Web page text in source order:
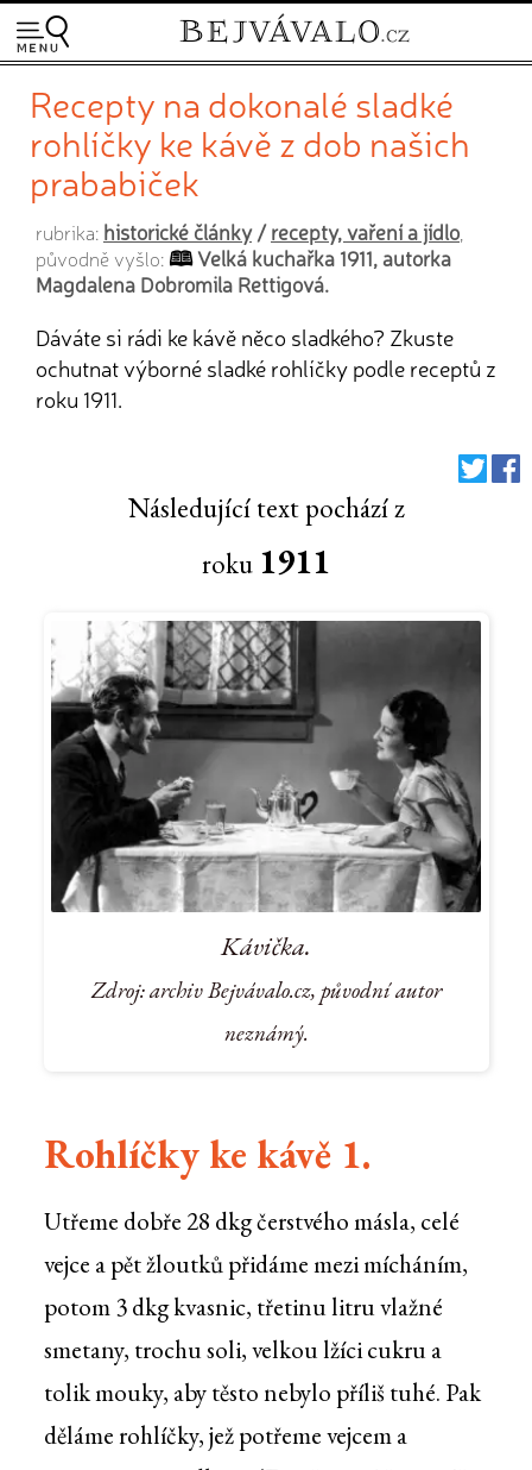
Recepty na dokonalé sladké
rohlíčky ke kávě z dob našich
prababiček
rubrika: historické články/recepty, vaření a jídlo
původně vyšlo:
Velká kuchařka 1911, autorka
Magdalena Dobromila Rettigová.
Dáváte si rádi ke kávě něco sladkého? Zkuste
ochutnat výborné sladké rohlíčky podle receptů z
roku 1911.
Následující text pochází z
roku 1911
Kávička.
Zdroj: archiv Bejvávalo.cz, původní autor
neznámý.
Rohlíčky ke kávě 1.
Utřeme dobře 28 dkg čerstvého másla, celé
vejce a pět žloutků přidáme mezi mícháním,
potom 3 dkg kvasnic, třetinu litru vlažné
smetany, trochu soli, velkou lžíci cukru a
tolik mouky, aby těsto nebylo příliš tuhé. Pak
děláme rohlíčky, jež potřeme vejcem a